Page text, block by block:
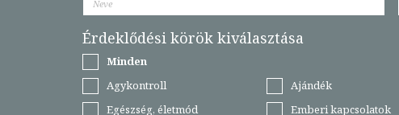
Érdeklődési körök kiválasztása
Minden
Agykontroll
Ajándék
Egészség, életmód
Emberi kapcsolatok